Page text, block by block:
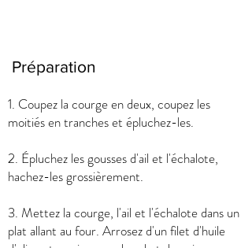
Préparation
1. Coupez la courge en deux, coupez les
moitiés en tranches et épluchez-les.
2. Épluchez les gousses d'ail et l'échalote,
hachez-les grossièrement.
3. Mettez la courge, l'ail et l'échalote dans un
plat allant au four. Arrosez d'un filet d'huile